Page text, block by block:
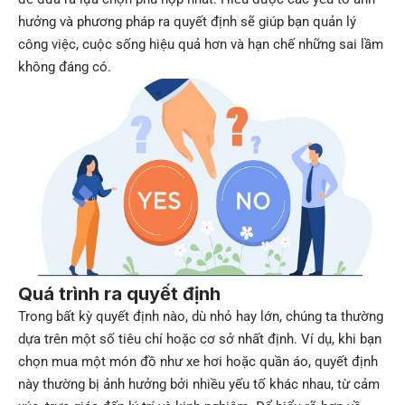
hưởng và phương pháp ra quyết định sẽ giúp bạn quản lý
công việc, cuộc sống hiệu quả hơn và hạn chế những sai lầm
không đáng có.
Quá trình ra quyết định
Trong bất kỳ quyết định nào, dù nhỏ hay lớn, chúng ta thường
dựa trên một số tiêu chí hoặc cơ sở nhất định. Ví dụ, khi bạn
chọn mua một món đồ như xe hơi hoặc quần áo, quyết định
này thường bị ảnh hưởng bởi nhiều yếu tố khác nhau, từ cảm